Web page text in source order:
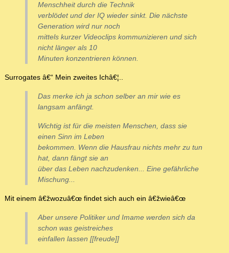
Menschheit durch die Technik
verblödet und der IQ wieder sinkt. Die nächste
Generation wird nur noch
mittels kurzer Videoclips kommunizieren und sich
nicht länger als 10
Minuten konzentrieren können.
Surrogates â€“ Mein zweites Ichâ€¦..
Das merke ich ja schon selber an mir wie es
langsam anfängt.
Wichtig ist für die meisten Menschen, dass sie
einen Sinn im Leben
bekommen. Wenn die Hausfrau nichts mehr zu tun
hat, dann fängt sie an
über das Leben nachzudenken... Eine gefährliche
Mischung...
Mit einem â€žwozuâ€œ findet sich auch ein â€žwieâ€œ
Aber unsere Politiker und Imame werden sich da
schon was geistreiches
einfallen lassen [[freude]]